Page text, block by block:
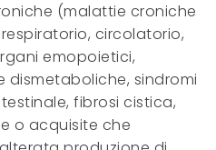
(malattie croniche
circolatorio,
emopoietici,
sindromi
fibrosi cistica,
o acquisite che